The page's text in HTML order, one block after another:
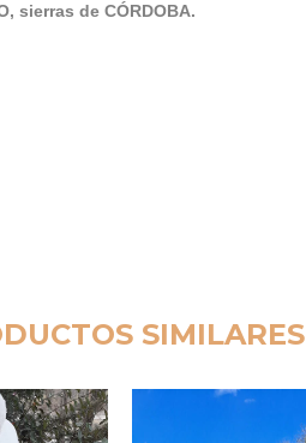
sierras de CÓRDOBA.
SIMILARES